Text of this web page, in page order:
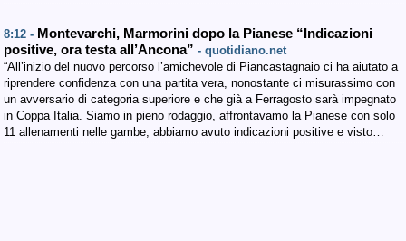
8:12 - Montevarchi, Marmorini dopo la Pianese “Indicazioni
positive, ora testa all’Ancona” - quotidiano.net
“All’inizio del nuovo percorso l’amichevole di Piancastagnaio ci ha aiutato a
riprendere confidenza con una partita vera, nonostante ci misurassimo con
un avversario di categoria superiore e che già a Ferragosto sarà impegnato
in Coppa Italia. Siamo in pieno rodaggio, affrontavamo la Pianese con solo
11 allenamenti nelle gambe, abbiamo avuto indicazioni positive e visto…